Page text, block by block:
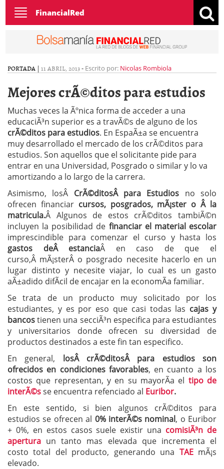
Toggle
navigation
FinancialRed
PORTADA | 11 ABRIL, 2013- Escrito por: Nicolas Rombiola
Mejores crÃ©ditos para estudios
Muchas veces la Ãºnica forma de acceder a una
educaciÃ³n superior es a travÃ©s de alguno de los
crÃ©ditos para estudios. En EspaÃ±a se encuentra
muy desarrollado el mercado de los crÃ©ditos para
estudios. Son aquellos que el solicitante pide para
entrar en una Universidad, Posgrado o similar y lo va
amortizando a lo largo de la carrera.
Asimismo, losÂ CrÃ©ditosÂ para Estudios no solo
ofrecen financiarcursos, posgrados, mÃ¡ster o Â la
matricula.Â Algunos de estos crÃ©ditos tambiÃ©n
incluyen la posibilidad de financiar el material escolar
imprescindible para comenzar el curso y hasta los
gastos deÂ estanciaÂ en caso de que el
curso,Â mÃ¡sterÂ o posgrado necesite hacerlo en un
lugar distinto y necesite viajar, lo cual es un gasto
aÃ±adido difÃ­cil de encajar en la economÃ­a familiar.
Se trata de un producto muy solicitado por los
estudiantes, y es por eso que casi todas las cajas y
bancostienen una secciÃ³n especifica para estudiantes
y universitarios donde ofrecen su diversidad de
productos destinados a este fin tan especifico.
En general, losÂ crÃ©ditosÂ para estudios son
ofrecidos en condiciones favorables, en cuanto a los
costos que representan, y en su mayorÃ­a el tipo de
interÃ©sse encuentra refenciado al Euribor.
En este sentido, si bien algunos crÃ©ditos para
estudios se ofrecen al 0% interÃ©s nominal, o Euribor
+ 0%, en estos casos suele existir una comisiÃ³n de
apertura un tanto mas elevada que incrementa el
costo total del producto, generando una TAEmÃ¡s
elevado.